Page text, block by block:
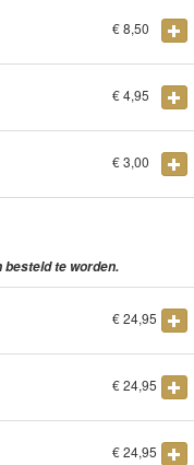
€8,50
€4,95
€3,00
besteld te worden.
€24,95
€24,95
€24,95